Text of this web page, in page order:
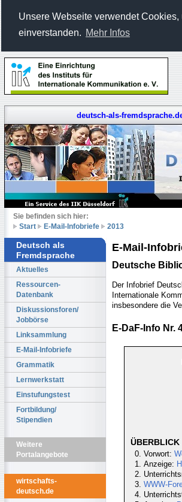
Unsere Webseite verwendet
einverstanden. Mehr Infos
deutsch-als-
Sie befinden sich hier:
Start
E-Mail-Infobriefe 2013
Deutsch als
Fremdsprache
Aktuelles
Ressourcen-
Datenbank
Diskussionsforen/
Jobbörse
Linksammlung
E-Mail-Infobriefe
Grammatik
Lernwerkstatt
Einstufungstest
Fortbildung/
Stipendien
Weitere
Portalangebote
wirtschafts-
deutsch.de
E-Mail-
Deutsche
Der Infobrief
Internationale
insbesondere die
E-DaF-Info Nr.
ÜBERBLICK
Vorwort:
Anzeige:
WWW-